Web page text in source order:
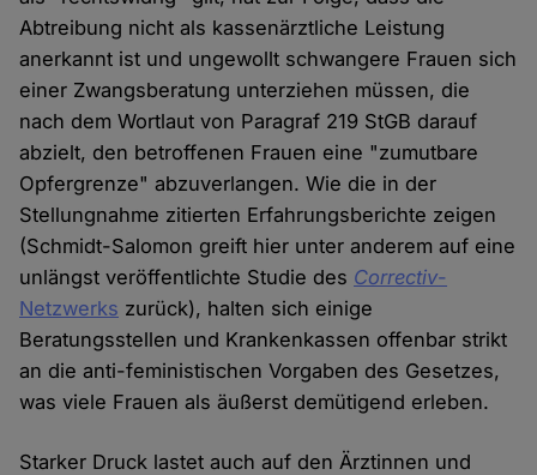
Abtreibung nicht als kassenärztliche Leistung
anerkannt ist und ungewollt schwangere Frauen sich
einer Zwangsberatung unterziehen müssen, die
nach dem Wortlaut von Paragraf 219 StGB darauf
abzielt, den betroffenen Frauen eine "zumutbare
Opfergrenze" abzuverlangen. Wie die in der
Stellungnahme zitierten Erfahrungsberichte zeigen
(Schmidt-Salomon greift hier unter anderem auf eine
unlängst veröffentlichte Studie des Correctiv-
Netzwerks zurück), halten sich einige
Beratungsstellen und Krankenkassen offenbar strikt
an die anti-feministischen Vorgaben des Gesetzes,
was viele Frauen als äußerst demütigend erleben.
Starker Druck lastet auch auf den Ärztinnen und